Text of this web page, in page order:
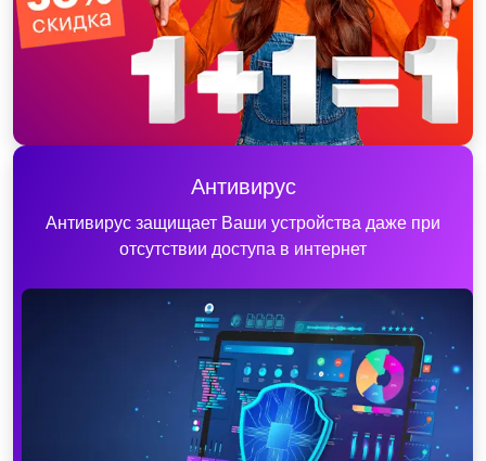
Антивирус
Антивирус защищает Ваши устройства даже при
отсутствии доступа в интернет